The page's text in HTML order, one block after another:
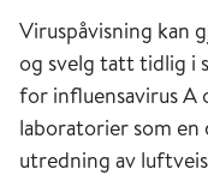
Viruspåvisning kan
og svelg tatt tidlig i
for influensavirus A
laboratorier som en
utredning av